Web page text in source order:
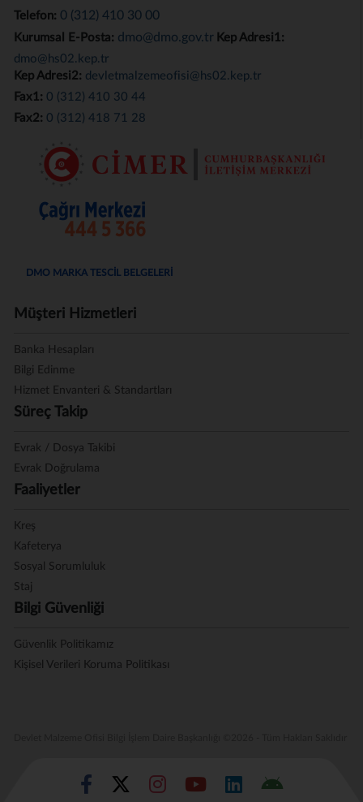
Telefon: 0 (312) 410 30 00
Kurumsal E-Posta: dmo@dmo.gov.tr Kep Adresi1:
dmo@hs02.kep.tr
Kep Adresi2: devletmalzemeofisi@hs02.kep.tr
Fax1: 0 (312) 410 30 44
Fax2: 0 (312) 418 71 28
DMO MARKA TESCİL BELGELERİ
Müşteri Hizmetleri
Banka Hesapları
Bilgi Edinme
Hizmet Envanteri & Standartları
Süreç Takip
Evrak / Dosya Takibi
Evrak Doğrulama
Faaliyetler
Kreş
Kafeterya
Sosyal Sorumluluk
Staj
Bilgi Güvenliği
Güvenlik Politikamız
Kişisel Verileri Koruma Politikası